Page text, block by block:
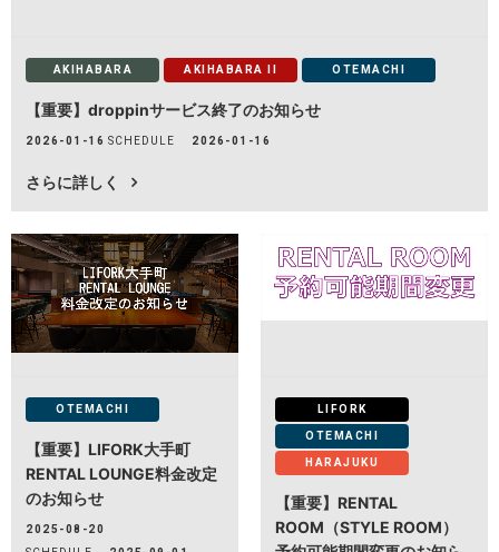
AKIHABARA II 秋葉原Ⅱ
OTEMACHI
HARAJUKU 原宿
MINAMI AOYAMA
HISAYA ODORI
H/Q
AKIHABARA AKIHABARA II OTEMACHI
【重要】droppinサービス終了のお知らせ
2026-01-16 SCHEDULE 2026-01-16
さらに詳しく
OTEMACHI
【重要】LIFORK大手町
RENTAL LOUNGE料金改定
のお知らせ
2025-08-20
LIFORK
OTEMACHI
HARAJUKU
【重要】RENTAL
ROOM（STYLE ROOM）